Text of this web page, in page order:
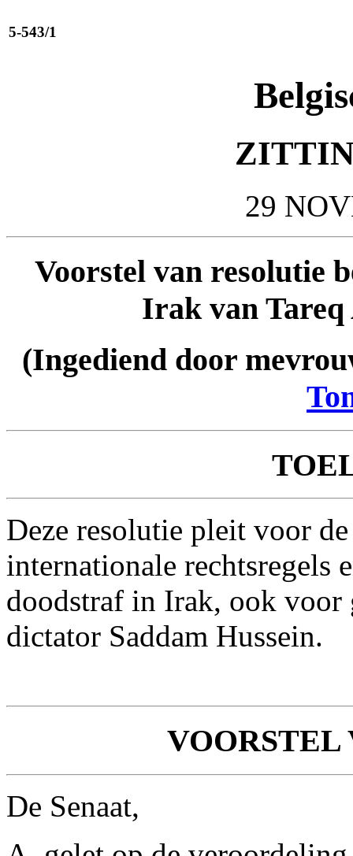
5-543/1
29
Voorstel van resolutie
Irak van Tareq
(Ingediend door
Deze resolutie pleit voor
internationale rechtsregels
doodstraf in Irak, ook voor
dictator Saddam Hussein.
VOORSTEL
De Senaat,